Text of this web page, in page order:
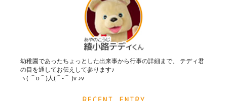
幼稚園であったちょっとした出来事から行事の詳細まで、 テディ君
の目を通してお伝えして参ります♪
ヽ( ⌒o⌒)人(⌒-⌒ )v ♪v